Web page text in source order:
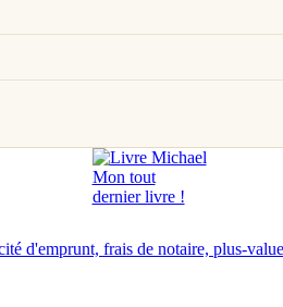
Mon tout
dernier livre !